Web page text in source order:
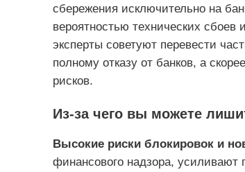
сбережения исключительно на
вероятностью технических сбоев
эксперты советуют перевести
полному отказу от банков, а
рисков.
Из-за чего вы можете
Высокие риски блокировок и
финансового надзора,